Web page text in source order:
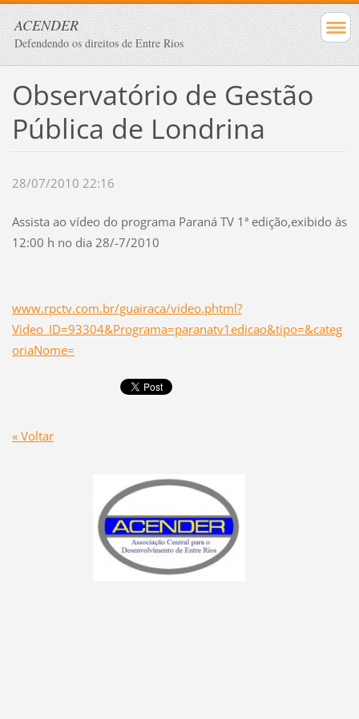
ACENDER
Defendendo os direitos de Entre Rios
Observatório de Gestão
Pública de Londrina
28/07/2010 22:16
Assista ao vídeo do programa Paraná TV 1ª edição,exibido às
12:00 h no dia 28/-7/2010
www.rpctv.com.br/guairaca/video.phtml?
Video_ID=93304&Programa=paranatv1edicao&tipo=&categ
oriaNome=
« Voltar